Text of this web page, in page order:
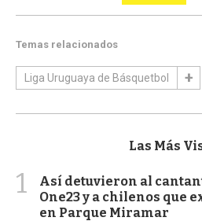
Temas relacionados
Liga Uruguaya de Básquetbol
Las Más
1
Así detuvieron al
One23 y a chilenos que
en Parque Miramar